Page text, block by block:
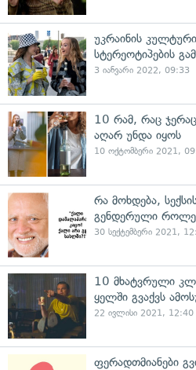
უკრაინის
სტერეოტიპების
3 იანვარი 2022, 09:33
10 რამ, რაც
აღარ უნდა იყოს
10 ოქტომბერი 2021,
რა მოხდება,
გენდერული
30 სექტემბერი 2021,
10 მხატვრული
ყელში გვაქვს
22 ივლისი 2021, 12:40
ფერადთმიანები